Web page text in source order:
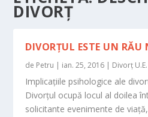
DIVORŢ
DIVORŢUL ESTE UN RĂU
de Petru | ian. 25, 2016 | Divorț U.E.
Implicaţiile psihologice ale
Divorţul ocupă locul al doilea
solicitante evenimente de